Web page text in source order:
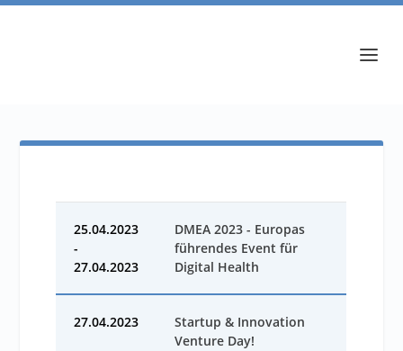
25.04.2023
-
27.04.2023
DMEA 2023 - Europas
führendes Event für
Digital Health
27.04.2023
Startup & Innovation
Venture Day!